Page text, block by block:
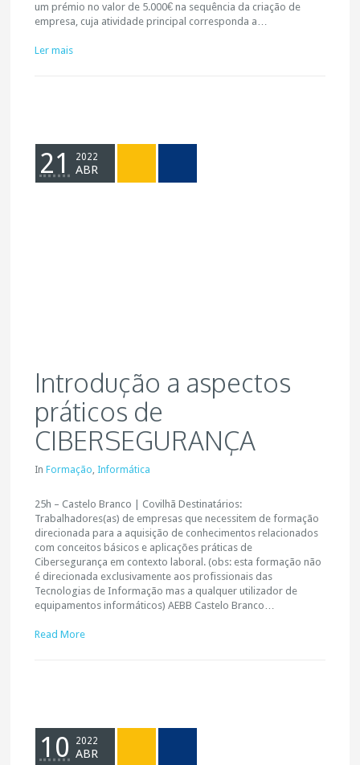
um prémio no valor de 5.000€ na sequência da criação de
empresa, cuja atividade principal corresponda a…
Ler mais
21 2022
ABR
Introdução a aspectos
práticos de
CIBERSEGURANÇA
In Formação, Informática
25h – Castelo Branco | Covilhã Destinatários:
Trabalhadores(as) de empresas que necessitem de formação
direcionada para a aquisição de conhecimentos relacionados
com conceitos básicos e aplicações práticas de
Cibersegurança em contexto laboral. (obs: esta formação não
é direcionada exclusivamente aos profissionais das
Tecnologias de Informação mas a qualquer utilizador de
equipamentos informáticos) AEBB Castelo Branco…
Read More
10 2022
ABR